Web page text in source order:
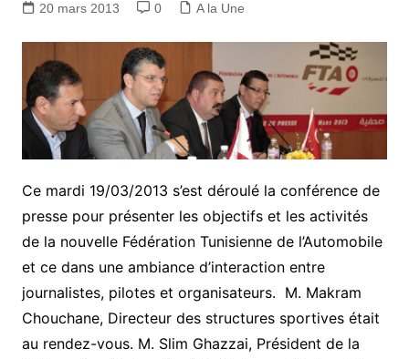
20 mars 2013 0 A la Une
Ce mardi 19/03/2013 s’est déroulé la conférence de
presse pour présenter les objectifs et les activités
de la nouvelle Fédération Tunisienne de l’Automobile
et ce dans une ambiance d’interaction entre
journalistes, pilotes et organisateurs. M. Makram
Chouchane, Directeur des structures sportives était
au rendez-vous. M. Slim Ghazzai, Président de la